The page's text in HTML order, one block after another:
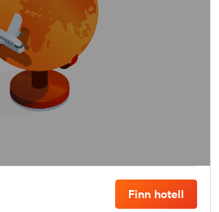
Finn hotell